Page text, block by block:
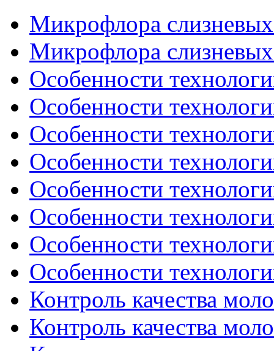
Микрофлора
Микрофлора
Особенности
Особенности
Особенности
Особенности
Особенности
Особенности
Особенности
Особенности
Контроль качества
Контроль качества